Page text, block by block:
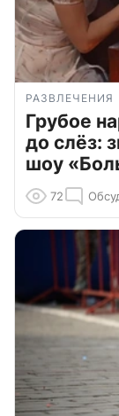
РАЗВЛЕЧЕНИЯ
Грубое
до слёз:
шоу
72